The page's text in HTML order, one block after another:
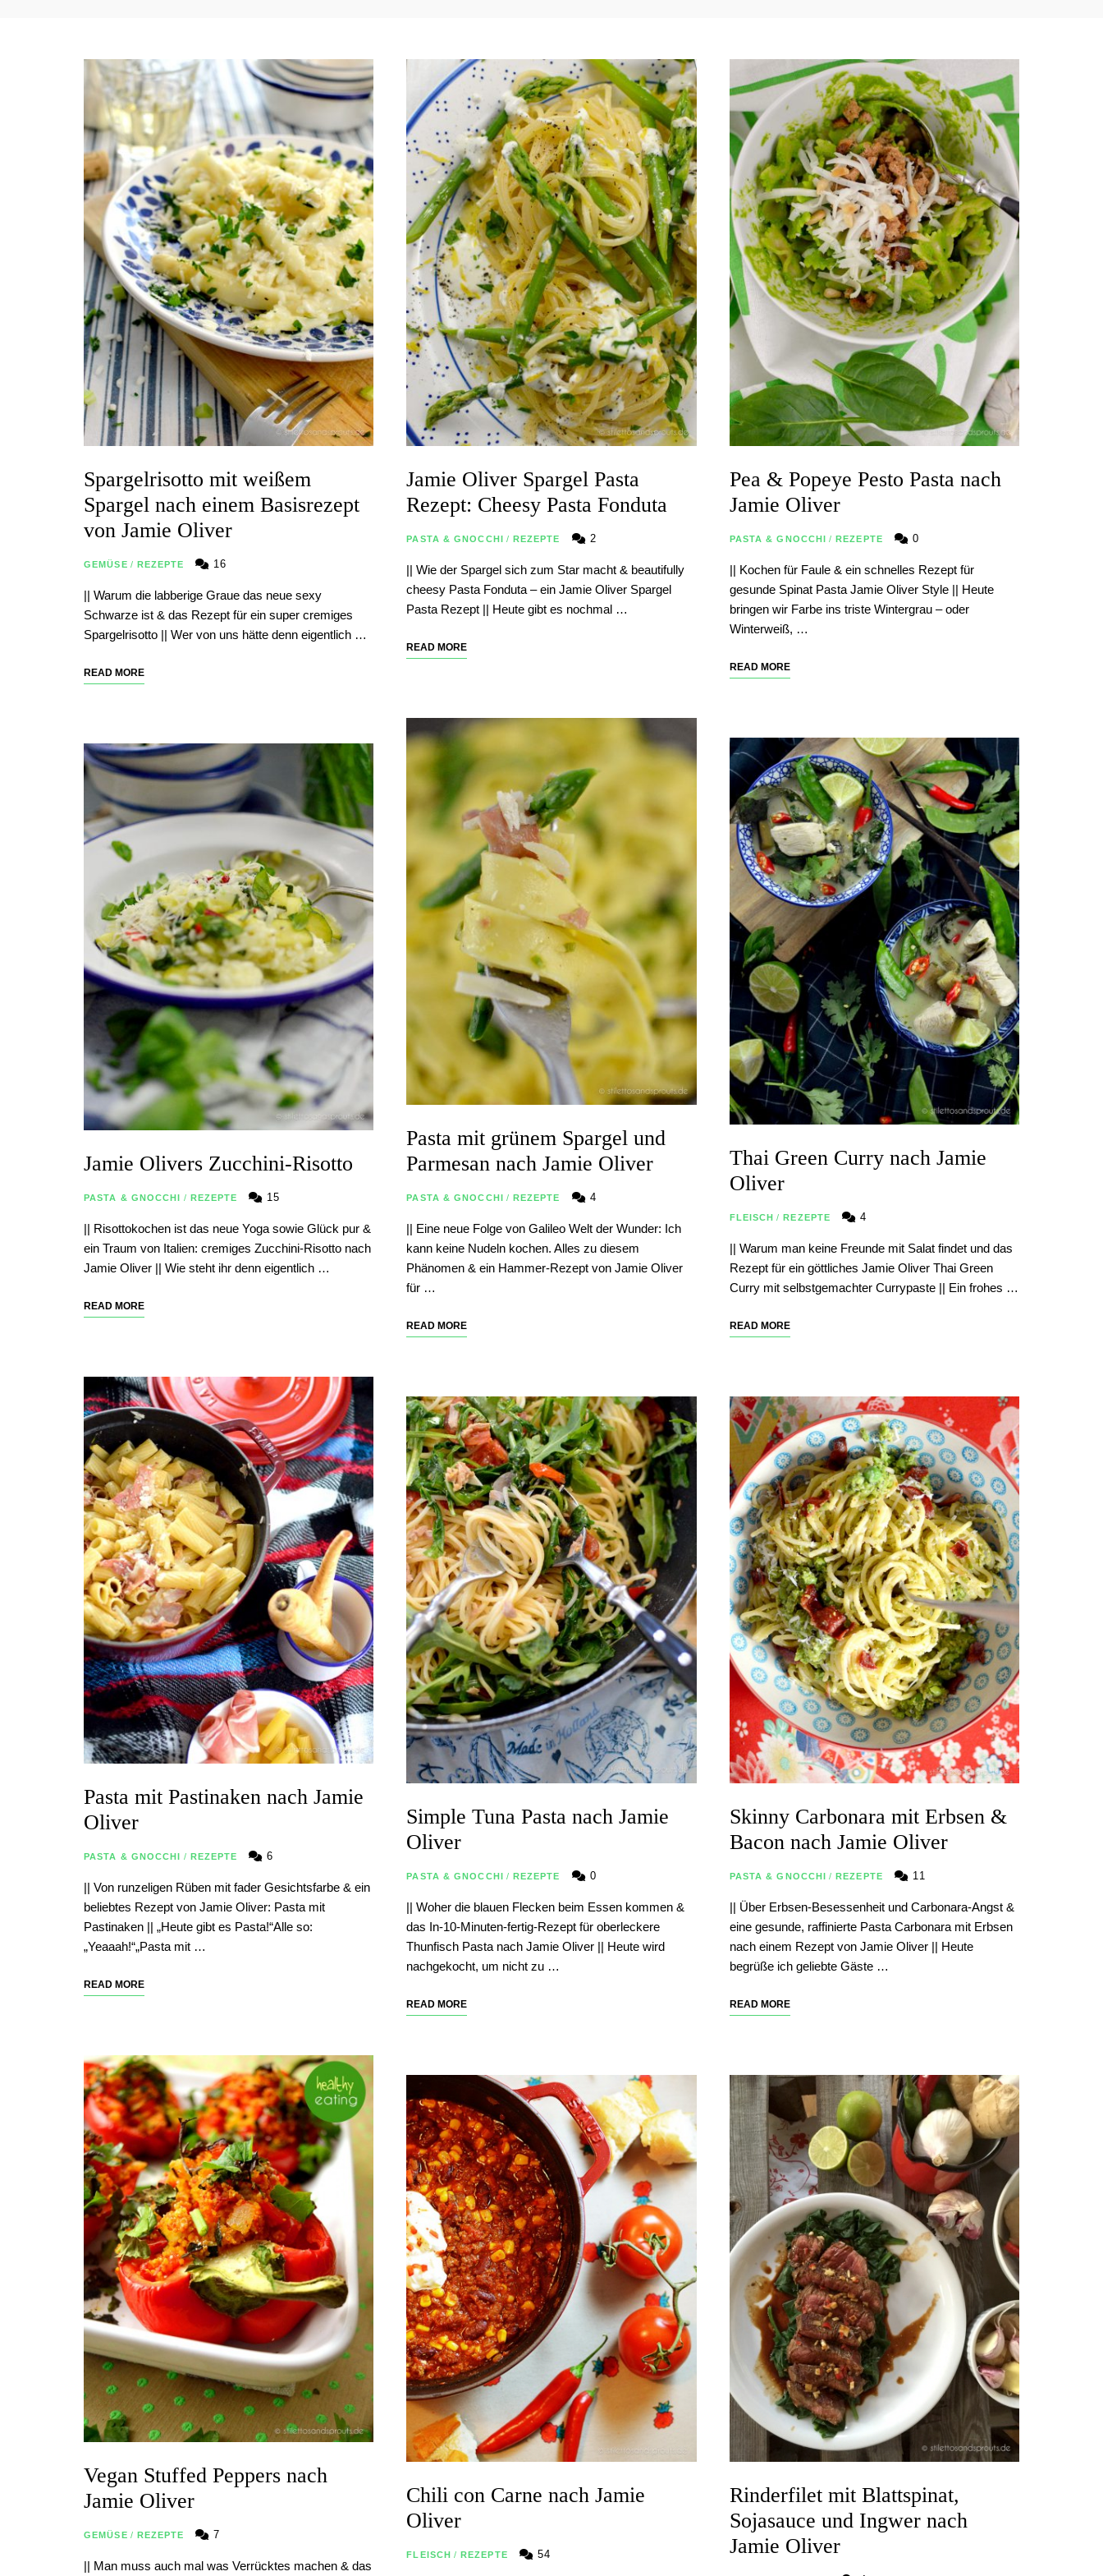
Spargelrisotto mit weißem
Spargel nach einem Basisrezept
von Jamie Oliver
GEMÜSE / REZEPTE 16
|| Warum die labberige Graue das neue sexy
Schwarze ist & das Rezept für ein super cremiges
Spargelrisotto || Wer von uns hätte denn eigentlich …
READ MORE
Jamie Olivers Zucchini-Risotto
PASTA & GNOCCHI / REZEPTE 15
|| Risottokochen ist das neue Yoga sowie Glück pur &
ein Traum von Italien: cremiges Zucchini-Risotto nach
Jamie Oliver || Wie steht ihr denn eigentlich …
READ MORE
Pasta mit Pastinaken nach Jamie
Oliver
PASTA & GNOCCHI / REZEPTE 6
|| Von runzeligen Rüben mit fader Gesichtsfarbe & ein
beliebtes Rezept von Jamie Oliver: Pasta mit
Pastinaken || „Heute gibt es Pasta!“Alle so:
„Yeaaah!“„Pasta mit …
READ MORE
Vegan Stuffed Peppers nach
Jamie Oliver
GEMÜSE / REZEPTE 7
|| Man muss auch mal was Verrücktes machen & das
Jamie Oliver Spargel Pasta
Rezept: Cheesy Pasta Fonduta
PASTA & GNOCCHI / REZEPTE 2
|| Wie der Spargel sich zum Star macht & beautifully
cheesy Pasta Fonduta – ein Jamie Oliver Spargel
Pasta Rezept || Heute gibt es nochmal …
READ MORE
Pasta mit grünem Spargel und
Parmesan nach Jamie Oliver
PASTA & GNOCCHI / REZEPTE 4
|| Eine neue Folge von Galileo Welt der Wunder: Ich
kann keine Nudeln kochen. Alles zu diesem
Phänomen & ein Hammer-Rezept von Jamie Oliver
für …
READ MORE
Simple Tuna Pasta nach Jamie
Oliver
PASTA & GNOCCHI / REZEPTE 0
|| Woher die blauen Flecken beim Essen kommen &
das In-10-Minuten-fertig-Rezept für oberleckere
Thunfisch Pasta nach Jamie Oliver || Heute wird
nachgekocht, um nicht zu …
READ MORE
Chili con Carne nach Jamie
Oliver
FLEISCH / REZEPTE 54
Pea & Popeye Pesto Pasta nach
Jamie Oliver
PASTA & GNOCCHI / REZEPTE 0
|| Kochen für Faule & ein schnelles Rezept für
gesunde Spinat Pasta Jamie Oliver Style || Heute
bringen wir Farbe ins triste Wintergrau – oder
Winterweiß, …
READ MORE
Thai Green Curry nach Jamie
Oliver
FLEISCH / REZEPTE 4
|| Warum man keine Freunde mit Salat findet und das
Rezept für ein göttliches Jamie Oliver Thai Green
Curry mit selbstgemachter Currypaste || Ein frohes …
READ MORE
Skinny Carbonara mit Erbsen &
Bacon nach Jamie Oliver
PASTA & GNOCCHI / REZEPTE 11
|| Über Erbsen-Besessenheit und Carbonara-Angst &
eine gesunde, raffinierte Pasta Carbonara mit Erbsen
nach einem Rezept von Jamie Oliver || Heute
begrüße ich geliebte Gäste …
READ MORE
Rinderfilet mit Blattspinat,
Sojasauce und Ingwer nach
Jamie Oliver